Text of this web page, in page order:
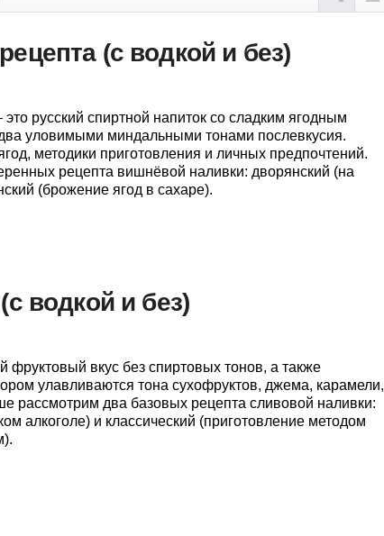
(с водкой и без)
русский спиртной напиток со сладким ягодным
уловимыми миндальными тонами послевкусия.
методики приготовления и личных предпочтений.
рецепта вишнёвой наливки: дворянский (на
(брожение ягод в сахаре).
водкой и без)
вкус без спиртовых тонов, а также
улавливаются тона сухофруктов, джема, карамели,
рассмотрим два базовых рецепта сливовой наливки:
алкоголе) и классический (приготовление методом